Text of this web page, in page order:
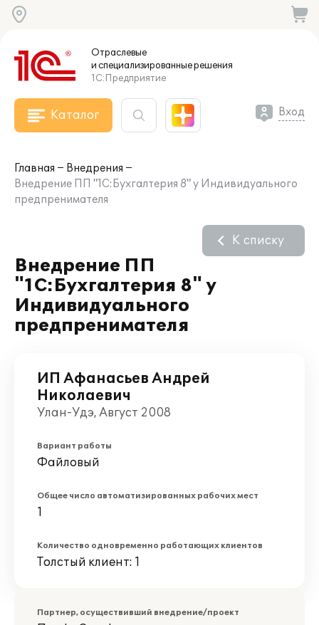
Отраслевые
и специализированныерешения
1С:Предприятие
Каталог Вход
Главная
Внедрения
Внедрение ПП "1С:Бухгалтерия 8" у Индивидуального
предпренимателя
Внедрение ПП
"1С:Бухгалтерия 8" у
Индивидуального
предпренимателя
К списку
ИП Афанасьев Андрей
Николаевич
Улан-Удэ, Август 2008
Вариант работы
Файловый
Общее число автоматизированных рабочих мест
1
Количество одновременно работающих клиентов
Толстый клиент: 1
Партнер, осуществивший внедрение/проект